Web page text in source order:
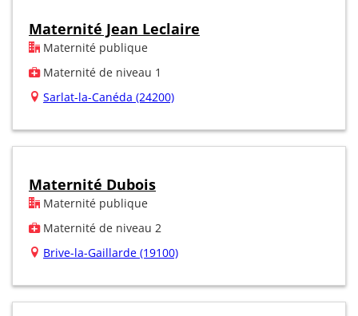
Maternité Jean Leclaire
Maternité publique
Maternité de niveau 1
Sarlat-la-Canéda (24200)
Maternité Dubois
Maternité publique
Maternité de niveau 2
Brive-la-Gaillarde (19100)